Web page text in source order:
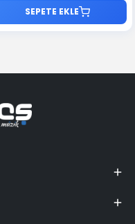
SEPETE EKLE